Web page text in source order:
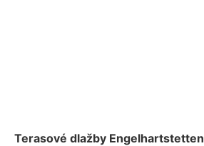
Terasové dlažby Engelhartstetten